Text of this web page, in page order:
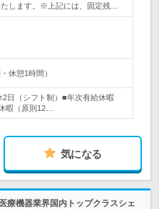
します。※上記には、固定残…
休憩1時間）
2日（シフト制）■年次有給休暇
暇（原則12…
気になる
療機器業界国内トップクラスシェ